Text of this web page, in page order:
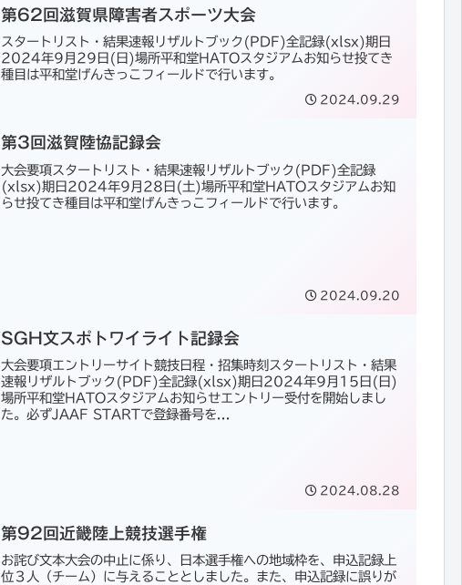
第62回滋賀県障害者スポーツ大会
スタートリスト・結果速報リザルトブック(PDF)全記録(xlsx)期日
2024年9月29日(日)場所平和堂HATOスタジアムお知らせ投てき
種目は平和堂げんきっこフィールドで行います。
2024.09.29
第3回滋賀陸協記録会
大会要項スタートリスト・結果速報リザルトブック(PDF)全記録
(xlsx)期日2024年9月28日(土)場所平和堂HATOスタジアムお知
らせ投てき種目は平和堂げんきっこフィールドで行います。
2024.09.20
SGH文スポトワイライト記録会
大会要項エントリーサイト競技日程・招集時刻スタートリスト・結果
速報リザルトブック(PDF)全記録(xlsx)期日2024年9月15日(日)
場所平和堂HATOスタジアムお知らせエントリー受付を開始しまし
た。必ずJAAF STARTで登録番号を...
2024.08.28
第92回近畿陸上競技選手権
お詫び文本大会の中止に係り、日本選手権への地域枠を、申込記録上
位３人（チーム）に与えることとしました。また、申込記録に誤りが